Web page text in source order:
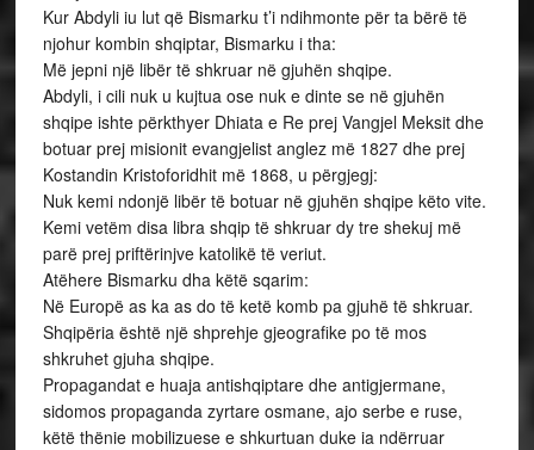
Kur Abdyli iu lut që Bismarku t’i ndihmonte për ta bërë të
njohur kombin shqiptar, Bismarku i tha:
Më jepni një libër të shkruar në gjuhën shqipe.
Abdyli, i cili nuk u kujtua ose nuk e dinte se në gjuhën
shqipe ishte përkthyer Dhiata e Re prej Vangjel Meksit dhe
botuar prej misionit evangjelist anglez më 1827 dhe prej
Kostandin Kristoforidhit më 1868, u përgjegj:
Nuk kemi ndonjë libër të botuar në gjuhën shqipe këto vite.
Kemi vetëm disa libra shqip të shkruar dy tre shekuj më
parë prej priftërinjve katolikë të veriut.
Atëhere Bismarku dha këtë sqarim:
Në Europë as ka as do të ketë komb pa gjuhë të shkruar.
Shqipëria është një shprehje gjeografike po të mos
shkruhet gjuha shqipe.
Propagandat e huaja antishqiptare dhe antigjermane,
sidomos propaganda zyrtare osmane, ajo serbe e ruse,
këtë thënie mobilizuese e shkurtuan duke ia ndërruar